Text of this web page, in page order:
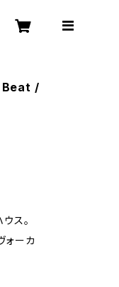
Beat /
ス。
ォーカ